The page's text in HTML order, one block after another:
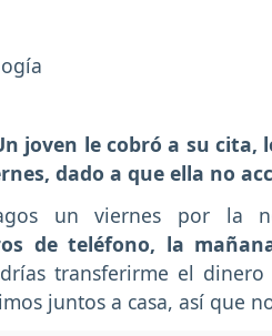
joven le cobró a su
dado a que ella no
un viernes por la
de teléfono, la
transferirme el
juntos a casa, así que